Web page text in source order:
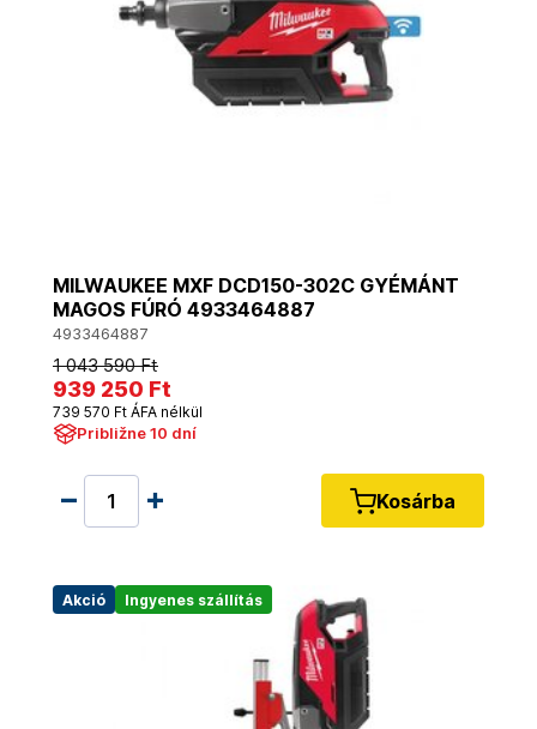
MILWAUKEE MXF DCD150-302C GYÉMÁNT
MAGOS FÚRÓ 4933464887
4933464887
1 043 590 Ft
939 250 Ft
739 570 Ft ÁFA nélkül
Približne 10 dní
Kosárba
Akció Ingyenes szállítás